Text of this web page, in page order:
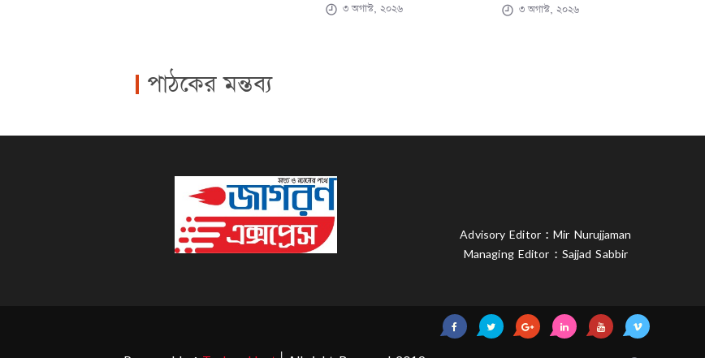
৩ অগাস্ট, ২০২৬ ৩ অগাস্ট, ২০২৬
পাঠকের মন্তব্য
Advisory Editor : Mir Nurujjaman
Managing Editor : Sajjad Sabbir